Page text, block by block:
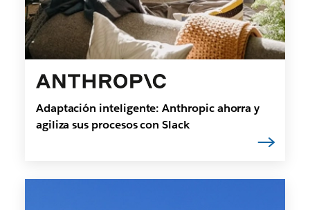
Adaptación inteligente: Anthropic ahorra y
agiliza sus procesos con Slack